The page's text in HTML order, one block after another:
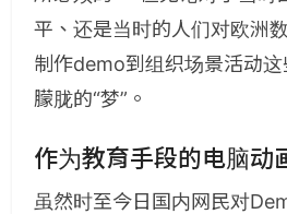
平、还是当时的人们对欧洲
制作demo到组织场景活动
朦胧的“梦”。
作为教育手段的电脑动
虽然时至今日国内网民对